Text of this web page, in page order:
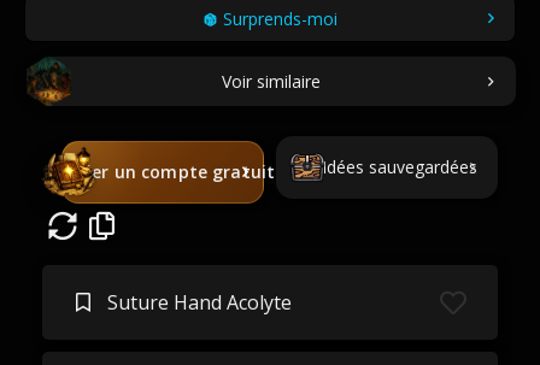
Surprends-moi
Voir similaire
Créer un compte gratuit Idées sauvegardées
Suture Hand Acolyte